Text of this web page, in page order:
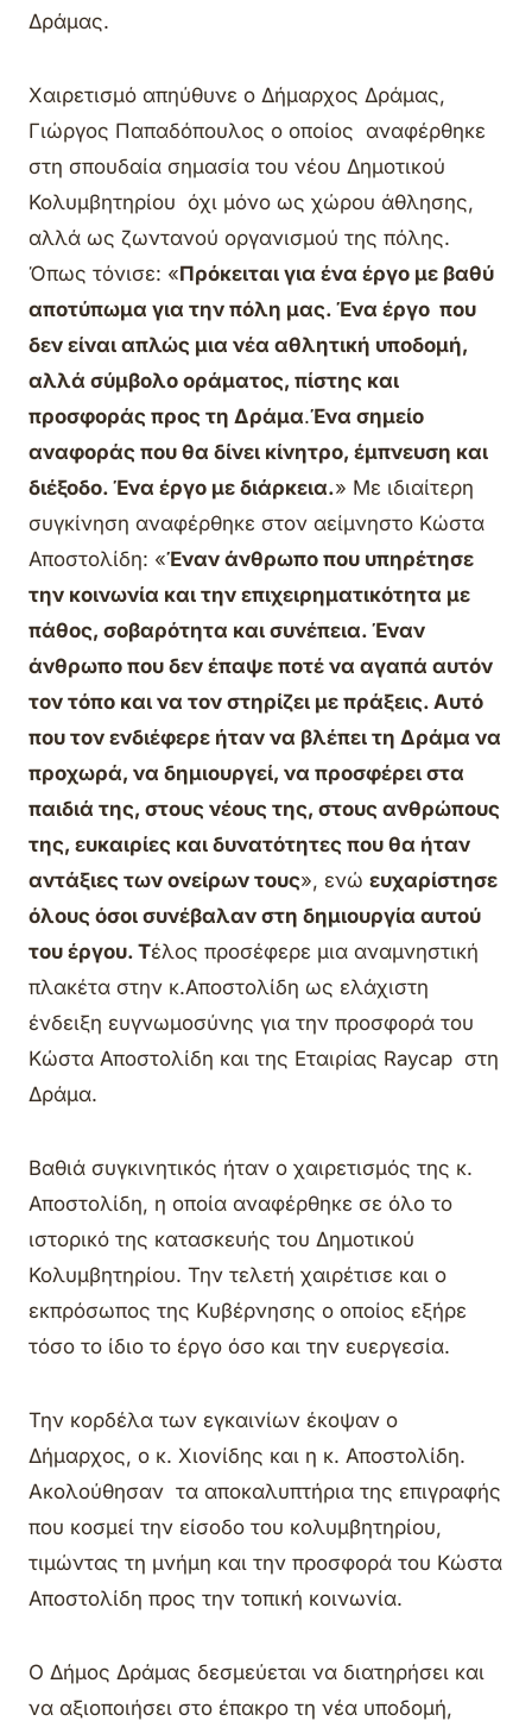
Δράμας.
Χαιρετισμό απηύθυνε ο Δήμαρχος Δράμας,
Γιώργος Παπαδόπουλος ο οποίος αναφέρθηκε
στη σπουδαία σημασία του νέου Δημοτικού
Κολυμβητηρίου όχι μόνο ως χώρου άθλησης,
αλλά ως ζωντανού οργανισμού της πόλης.
Όπως τόνισε: «Πρόκειται για ένα έργο με βαθύ
αποτύπωμα για την πόλη μας. Ένα έργο που
δεν είναι απλώς μια νέα αθλητική υποδομή,
αλλά σύμβολο οράματος, πίστης και
προσφοράς προς τη Δράμα.Ένα σημείο
αναφοράς που θα δίνει κίνητρο, έμπνευση και
διέξοδο. Ένα έργο με διάρκεια.» Με ιδιαίτερη
συγκίνηση αναφέρθηκε στον αείμνηστο Κώστα
Αποστολίδη: «Έναν άνθρωπο που υπηρέτησε
την κοινωνία και την επιχειρηματικότητα με
πάθος, σοβαρότητα και συνέπεια. Έναν
άνθρωπο που δεν έπαψε ποτέ να αγαπά αυτόν
τον τόπο και να τον στηρίζει με πράξεις. Αυτό
που τον ενδιέφερε ήταν να βλέπει τη Δράμα να
προχωρά, να δημιουργεί, να προσφέρει στα
παιδιά της, στους νέους της, στους ανθρώπους
της, ευκαιρίες και δυνατότητες που θα ήταν
αντάξιες των ονείρων τους», ενώ ευχαρίστησε
όλους όσοι συνέβαλαν στη δημιουργία αυτού
του έργου. Τέλος προσέφερε μια αναμνηστική
πλακέτα στην κ.Αποστολίδη ως ελάχιστη
ένδειξη ευγνωμοσύνης για την προσφορά του
Κώστα Αποστολίδη και της Εταιρίας Raycap στη
Δράμα.
Βαθιά συγκινητικός ήταν ο χαιρετισμός της κ.
Αποστολίδη, η οποία αναφέρθηκε σε όλο το
ιστορικό της κατασκευής του Δημοτικού
Κολυμβητηρίου. Την τελετή χαιρέτισε και ο
εκπρόσωπος της Κυβέρνησης ο οποίος εξήρε
τόσο το ίδιο το έργο όσο και την ευεργεσία.
Την κορδέλα των εγκαινίων έκοψαν ο
Δήμαρχος, ο κ. Χιονίδης και η κ. Αποστολίδη.
Ακολούθησαν τα αποκαλυπτήρια της επιγραφής
που κοσμεί την είσοδο του κολυμβητηρίου,
τιμώντας τη μνήμη και την προσφορά του Κώστα
Αποστολίδη προς την τοπική κοινωνία.
Ο Δήμος Δράμας δεσμεύεται να διατηρήσει και
να αξιοποιήσει στο έπακρο τη νέα υποδομή,